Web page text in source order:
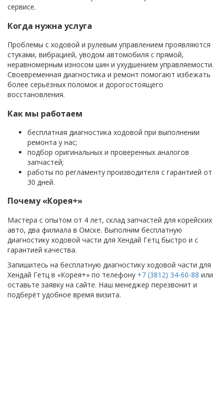
сервисе.
Когда нужна услуга
Проблемы с ходовой и рулевым управлением проявляются
стуками, вибрацией, уводом автомобиля с прямой,
неравномерным износом шин и ухудшением управляемости.
Своевременная диагностика и ремонт помогают избежать
более серьёзных поломок и дорогостоящего
восстановления.
Как мы работаем
бесплатная диагностика ходовой при выполнении
ремонта у нас;
подбор оригинальных и проверенных аналогов
запчастей;
работы по регламенту производителя с гарантией от
30 дней.
Почему «Корея+»
Мастера с опытом от 4 лет, склад запчастей для корейских
авто, два филиала в Омске. Выполним бесплатную
диагностику ходовой части для Хендай Гетц быстро и с
гарантией качества.
Запишитесь на бесплатную диагностику ходовой части для
Хендай Гетц в «Корея+» по телефону +7 (3812) 34-60-88 или
оставьте заявку на сайте. Наш менеджер перезвонит и
подберёт удобное время визита.